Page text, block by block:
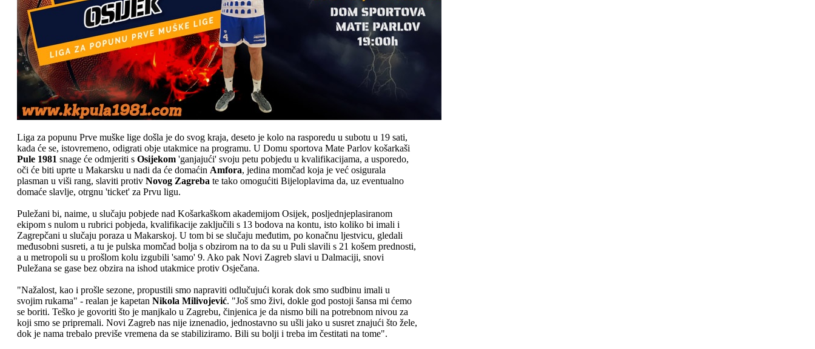
Liga za popunu Prve muške lige došla je do svog kraja, deseto je kolo na rasporedu u subotu u 19 sati,
kada će se, istovremeno, odigrati obje utakmice na programu. U Domu sportova Mate Parlov košarkaši
Pule 1981 snage će odmjeriti s Osijekom 'ganjajući' svoju petu pobjedu u kvalifikacijama, a usporedo,
oči će biti uprte u Makarsku u nadi da će domaćin Amfora, jedina momčad koja je već osigurala
plasman u viši rang, slaviti protiv Novog Zagreba te tako omogućiti Bijeloplavima da, uz eventualno
domaće slavlje, otrgnu 'ticket' za Prvu ligu.
Puležani bi, naime, u slučaju pobjede nad Košarkaškom akademijom Osijek, posljednjeplasiranom
ekipom s nulom u rubrici pobjeda, kvalifikacije zaključili s 13 bodova na kontu, isto koliko bi imali i
Zagrepčani u slučaju poraza u Makarskoj. U tom bi se slučaju međutim, po konačnu ljestvicu, gledali
međusobni susreti, a tu je pulska momčad bolja s obzirom na to da su u Puli slavili s 21 košem prednosti,
a u metropoli su u prošlom kolu izgubili 'samo' 9. Ako pak Novi Zagreb slavi u Dalmaciji, snovi
Puležana se gase bez obzira na ishod utakmice protiv Osječana.
"Nažalost, kao i prošle sezone, propustili smo napraviti odlučujući korak dok smo sudbinu imali u
svojim rukama" - realan je kapetan Nikola Milivojević. "Još smo živi, dokle god postoji šansa mi ćemo
se boriti. Teško je govoriti što je manjkalo u Zagrebu, činjenica je da nismo bili na potrebnom nivou za
koji smo se pripremali. Novi Zagreb nas nije iznenadio, jednostavno su ušli jako u susret znajući što žele,
dok je nama trebalo previše vremena da se stabiliziramo. Bili su bolji i treba im čestitati na tome".